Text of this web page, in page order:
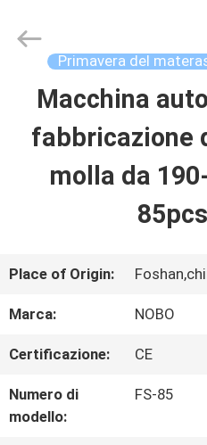
CASA
PRODOTTI
SIAMO
Nobo
Reserved.
Primavera del
Macchina
fabbricazione
molla da
Place of Origin:
Marca: NOBO
Certificazione: CE
Numero di
modello:
FS-85